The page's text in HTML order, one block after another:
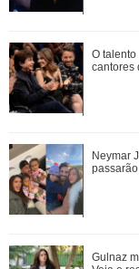
Neymar
Bruna
O
cantores
Neymar
Gulnaz